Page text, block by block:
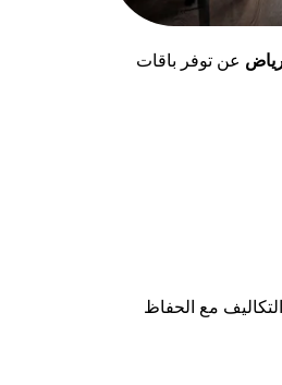
عن توفر باقات
مع الحفاظ